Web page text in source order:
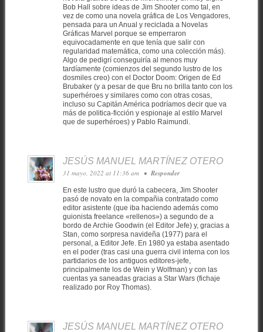
Bob Hall sobre ideas de Jim Shooter como tal, en
vez de como una novela gráfica de Los Vengadores,
pensada para un Anual y reciclada a Novelas
Gráficas Marvel porque se emperraron
equivocadamente en que tenía que salir con
regularidad matemática, como una colección más).
Algo de pedigrí conseguiría al menos muy
tardíamente (comienzos del segundo lustro de los
dosmiles creo) con el Doctor Doom: Origen de Ed
Brubaker (y a pesar de que Bru no brilla tanto con los
superhéroes y similares como con otras cosas,
incluso su Capitán América podríamos decir que va
más de politica-ficción y espionaje al estilo Marvel
que de superhéroes) y Pablo Raimundi.
JESÚS MANUEL MARTÍNEZ OTERO
31 mayo, 2022 at 11:36 am • Responder
En este lustro que duró la cabecera, Jim Shooter
pasó de novato en la compañia contratado como
editor asistente (que iba haciendo además como
guionista freelance «rellenos») a segundo de a
bordo de Archie Goodwin (el Editor Jefe) y, gracias a
Stan, como sorpresa navideña (1977) para el
personal, a Editor Jefe. En 1980 ya estaba asentado
en el poder (tras casi una guerra civil interna con los
partidarios de los antiguos editores-jefe,
principalmente los de Wein y Wolfman) y con las
cuentas ya saneadas gracias a Star Wars (fichaje
realizado por Roy Thomas).
JESÚS MANUEL MARTÍNEZ OTERO